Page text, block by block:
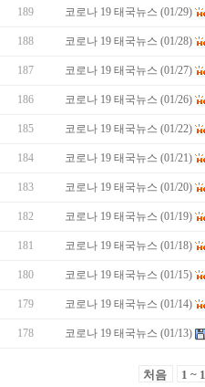
189 코로나 19 태국뉴스 (01/29)
188 코로나 19 태국뉴스 (01/28)
187 코로나 19 태국뉴스 (01/27)
186 코로나 19 태국뉴스 (01/26)
185 코로나 19 태국뉴스 (01/22)
184 코로나 19 태국뉴스 (01/21)
183 코로나 19 태국뉴스 (01/20)
182 코로나 19 태국뉴스 (01/19)
181 코로나 19 태국뉴스 (01/18)
180 코로나 19 태국뉴스 (01/15)
179 코로나 19 태국뉴스 (01/14)
178 코로나 19 태국뉴스 (01/13)
처음 1 ~